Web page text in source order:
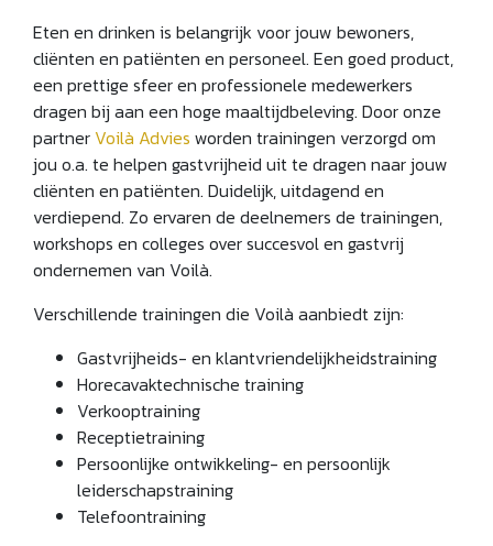
Eten en drinken is belangrijk voor jouw bewoners,
cliënten en patiënten en personeel. Een goed product,
een prettige sfeer en professionele medewerkers
dragen bij aan een hoge maaltijdbeleving. Door onze
partner Voilà Advies worden trainingen verzorgd om
jou o.a. te helpen gastvrijheid uit te dragen naar jouw
cliënten en patiënten. Duidelijk, uitdagend en
verdiepend. Zo ervaren de deelnemers de trainingen,
workshops en colleges over succesvol en gastvrij
ondernemen van Voilà.
Verschillende trainingen die Voilà aanbiedt zijn:
Gastvrijheids- en klantvriendelijkheidstraining
Horecavaktechnische training
Verkooptraining
Receptietraining
Persoonlijke ontwikkeling- en persoonlijk
leiderschapstraining
Telefoontraining